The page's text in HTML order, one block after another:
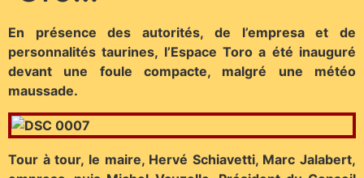
En présence des autorités, de l’empresa et de
personnalités taurines, l’Espace Toro a été inauguré
devant une foule compacte, malgré une météo
maussade.
Tour à tour, le maire, Hervé Schiavetti, Marc Jalabert,